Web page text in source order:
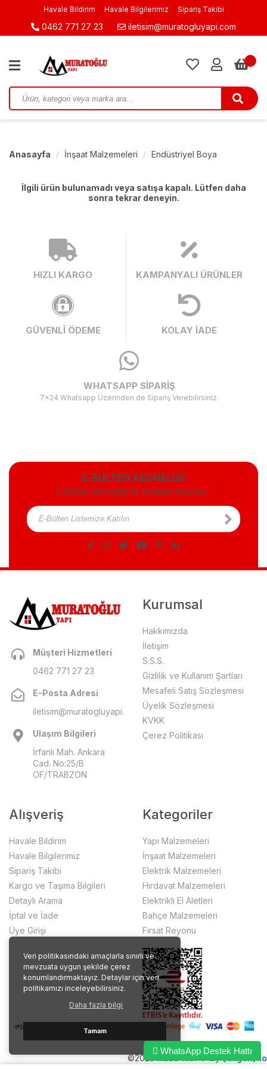
Veri politikasındaki amaçlarla sınırlı ve
mevzuata uygun şekilde çerez
konumlandırmaktayız. Detaylar için veri
politikamızı inceleyebilirsiniz.
Daha fazla bilgi
Tamam
Havale Bildirim Havale Bilgilerimiz Sipariş Takibi
0462 771 27 23 iletisim@muratogluyapi.com
0
Anasayfa İnşaat Malzemeleri Endüstriyel Boya
İlgili ürün bulunamadı veya satışa kapalı. Lütfen daha
sonra tekrar deneyin.
HIZLI KARGO KAMPANYALI ÜRÜNLER
GÜVENLİ ÖDEME KOLAY İADE
WHATSAPP SİPARİŞ
7x24 Whatsapp Üzerinden de Sipariş Verebilirsiniz.
E-BÜLTEN ABONELİĞİ
E-Bülten aboneliği ile fırsatları kaçırma...
Müşteri Hizmetleri
0462 771 27 23
E-Posta Adresi
iletisim@muratogluyapi.com
Ulaşım Bilgileri
İrfanlı Mah. Ankara
Cad. No:25/B
OF/TRABZON
Kurumsal
Hakkımızda
İletişim
S.S.S.
Gizlilik ve Kullanım Şartları
Mesafeli Satış Sözleşmesi
Üyelik Sözleşmesi
KVKK
Çerez Politikası
Alışveriş
Havale Bildirim
Havale Bilgilerimiz
Sipariş Takibi
Kargo ve Taşıma Bilgileri
Detaylı Arama
İptal ve İade
Üye Girişi
Kategoriler
Yapı Malzemeleri
İnşaat Malzemeleri
Elektrik Malzemeleri
Hırdavat Malzemeleri
Elektrikli El Aletleri
Bahçe Malzemeleri
Fırsat Reyonu
©2023 made with ❤️ by {akgun}.io
WhatsApp Destek Hattı